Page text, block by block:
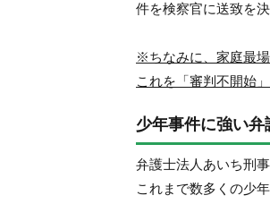
件を検察官に送致を
※ちなみに、家庭最
これを「審判不開始」
少年事件に強い弁
弁護士法人あいち刑
これまで数多くの少